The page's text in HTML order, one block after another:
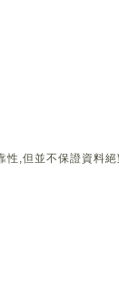
,但並不保證資料